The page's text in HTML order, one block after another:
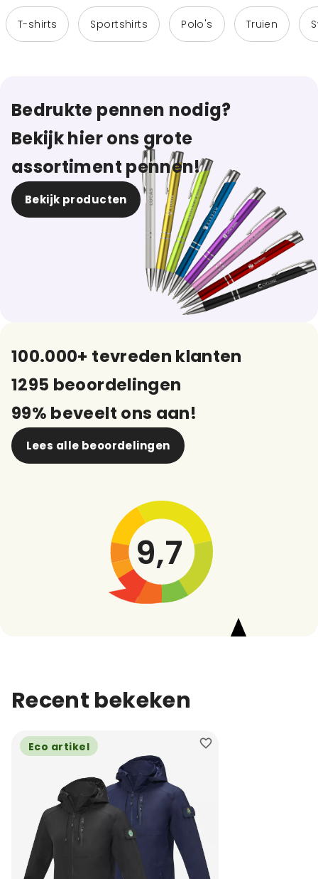
T-shirts Sportshirts Polo's Truien
Bedrukte pennen nodig?
Bekijk hier ons grote
assortiment pennen!
Bekijk producten
100.000+ tevreden klanten
1295 beoordelingen
99% beveelt ons aan!
Lees alle beoordelingen
9,7
Recent bekeken
Eco artikel